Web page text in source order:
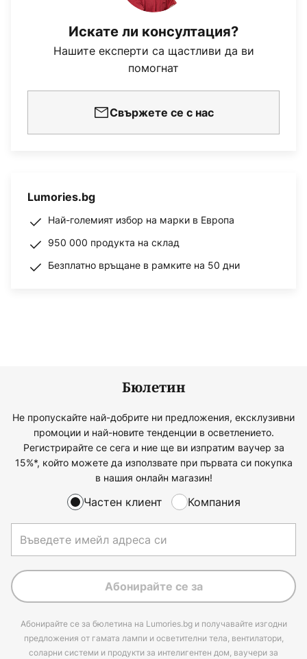
Искате ли консултация?
Нашите експерти са щастливи да ви
помогнат
Свържете се с нас
Lumories.bg
Най-големият избор на марки в Европа
950 000 продукта на склад
Безплатно връщане в рамките на 50 дни
Бюлетин
Не пропускайте най-добрите ни предложения, ексклузивни
промоции и най-новите тенденции в осветлението.
Регистрирайте се сега и ние ще ви изпратим ваучер за
15%*, който можете да използвате при първата си покупка
в нашия онлайн магазин!
Частен клиент Компания
Абонирайте се за
Абонирайте се за бюлетина на Lumories.bg и получавайте изгодни
предложения от гамата лампи и осветителни тела, вентилатори,
соларни системи и продукти за интелигентен дом, ваучери за